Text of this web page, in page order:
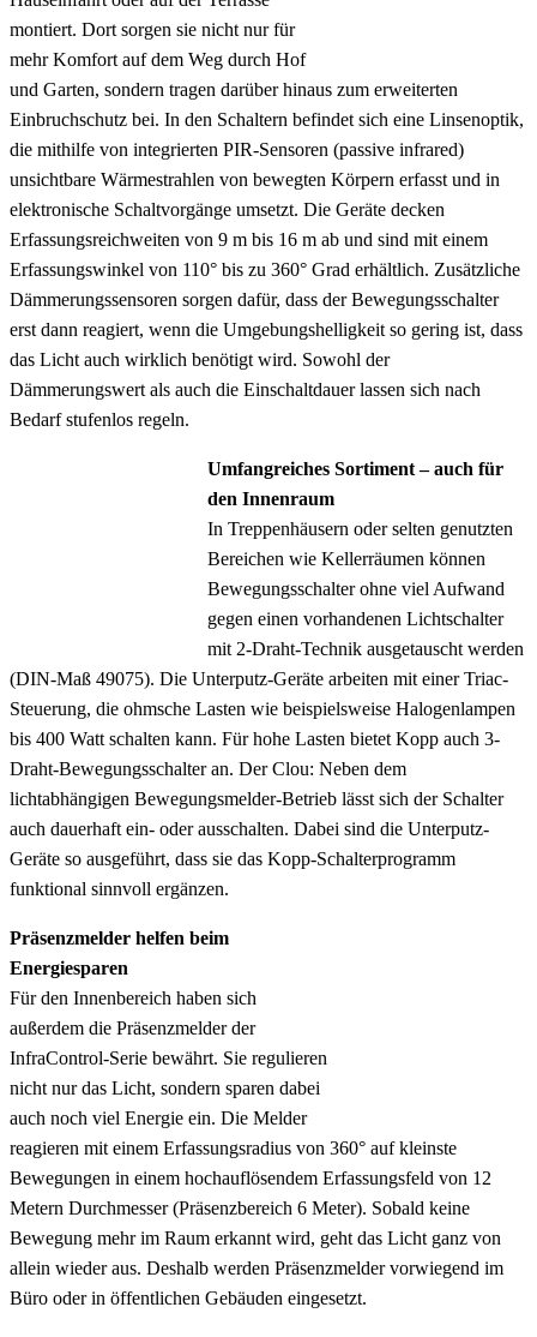
montiert. Dort sorgen sie nicht nur für
mehr Komfort auf dem Weg durch Hof
und Garten, sondern tragen darüber hinaus zum erweiterten
Einbruchschutz bei. In den Schaltern befindet sich eine Linsenoptik,
die mithilfe von integrierten PIR-Sensoren (passive infrared)
unsichtbare Wärmestrahlen von bewegten Körpern erfasst und in
elektronische Schaltvorgänge umsetzt. Die Geräte decken
Erfassungsreichweiten von 9 m bis 16 m ab und sind mit einem
Erfassungswinkel von 110° bis zu 360° Grad erhältlich. Zusätzliche
Dämmerungssensoren sorgen dafür, dass der Bewegungsschalter
erst dann reagiert, wenn die Umgebungshelligkeit so gering ist, dass
das Licht auch wirklich benötigt wird. Sowohl der
Dämmerungswert als auch die Einschaltdauer lassen sich nach
Bedarf stufenlos regeln.
Umfangreiches Sortiment – auch für
den Innenraum
In Treppenhäusern oder selten genutzten
Bereichen wie Kellerräumen können
Bewegungsschalter ohne viel Aufwand
gegen einen vorhandenen Lichtschalter
mit 2-Draht-Technik ausgetauscht werden
(DIN-Maß 49075). Die Unterputz-Geräte arbeiten mit einer Triac-
Steuerung, die ohmsche Lasten wie beispielsweise Halogenlampen
bis 400 Watt schalten kann. Für hohe Lasten bietet Kopp auch 3-
Draht-Bewegungsschalter an. Der Clou: Neben dem
lichtabhängigen Bewegungsmelder-Betrieb lässt sich der Schalter
auch dauerhaft ein- oder ausschalten. Dabei sind die Unterputz-
Geräte so ausgeführt, dass sie das Kopp-Schalterprogramm
funktional sinnvoll ergänzen.
Präsenzmelder helfen beim
Energiesparen
Für den Innenbereich haben sich
außerdem die Präsenzmelder der
InfraControl-Serie bewährt. Sie regulieren
nicht nur das Licht, sondern sparen dabei
auch noch viel Energie ein. Die Melder
reagieren mit einem Erfassungsradius von 360° auf kleinste
Bewegungen in einem hochauflösendem Erfassungsfeld von 12
Metern Durchmesser (Präsenzbereich 6 Meter). Sobald keine
Bewegung mehr im Raum erkannt wird, geht das Licht ganz von
allein wieder aus. Deshalb werden Präsenzmelder vorwiegend im
Büro oder in öffentlichen Gebäuden eingesetzt.